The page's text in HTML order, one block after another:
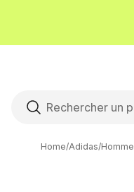
Home/Adidas/Homme